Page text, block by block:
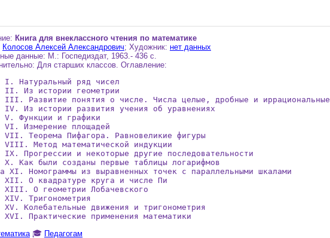
Книга для внеклассного чтения по математике
Колосов Алексей Александрович; Художник: нет данных
данные: М.: Госпедиздат, 1963.- 436 с.
Для старших классов. Оглавление:
I. Натуральный ряд чисел
II. Из истории геометрии
III. Развитие понятия о числе. Числа целые, дробные и иррациональные
IV. Из истории развития учения об уравнениях
V. Функции и графики
VI. Измерение площадей
VII. Теорема Пифагора. Равновеликие фигуры
VIII. Метод математической индукции
IX. Прогрессии и некоторые другие последовательности
X. Как были созданы первые таблицы логарифмов
XI. Номограммы из выравненных точек с параллельными шкалами
XII. О квадратуре круга и числе Пи
XIII. О геометрии Лобачевского
XIV. Тригонометрия
XV. Колебательные движения и тригонометрия
XVI. Практические применения математики
🎓 Педагогам